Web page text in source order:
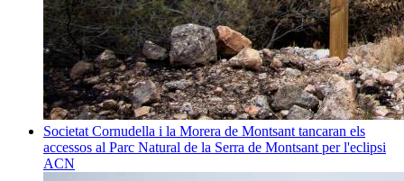
Societat Cornudella i la Morera de Montsant tancaran els
accessos al Parc Natural de la Serra de Montsant per l'eclipsi
ACN